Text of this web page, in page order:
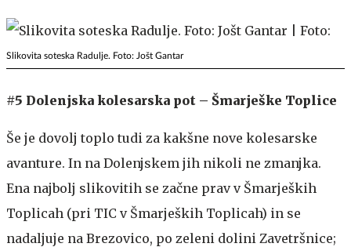
Slikovita soteska Radulje. Foto: Jošt Gantar
#5 Dolenjska kolesarska pot – Šmarješke Toplice
Še je dovolj toplo tudi za kakšne nove kolesarske
avanture. In na Dolenjskem jih nikoli ne zmanjka.
Ena najbolj slikovitih se začne prav v Šmarjeških
Toplicah (pri TIC v Šmarjeških Toplicah) in se
nadaljuje na Brezovico, po zeleni dolini Zavetršnice;